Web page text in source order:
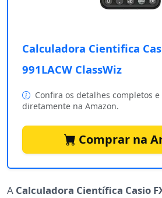
Calculadora Cientifica
991LACW ClassWiz
Confira os detalhes completos
diretamente na Amazon.
Comprar na
A Calculadora Científica Casio